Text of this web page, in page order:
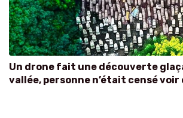
Un drone fait une découverte
vallée, personne n’était censé voir